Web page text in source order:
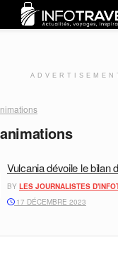
animations
Vulcania dévoile le bilan
BY LES JOURNALISTES
17 DÉCEMBRE 2023